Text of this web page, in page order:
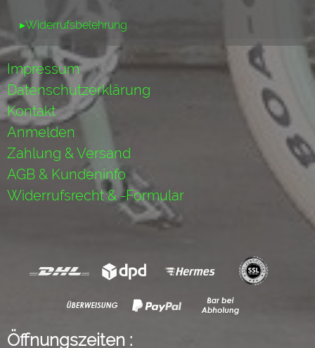
▸Widerrufsbelehrung
Impressum
Datenschutzerklärung
Kontakt
Anmelden
Zahlung & Versand
AGB & Kundeninfo
Widerrufsrecht & -Formular
Öffnungszeiten :